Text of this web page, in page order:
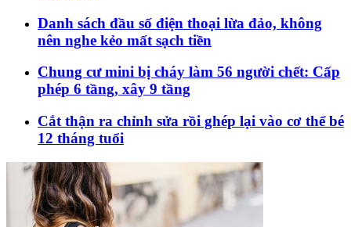
Danh sách đầu số điện thoại lừa đảo, không
nên nghe kẻo mất sạch tiền
Chung cư mini bị cháy làm 56 người chết: Cấp
phép 6 tầng, xây 9 tầng
Cắt thận ra chỉnh sửa rồi ghép lại vào cơ thể bé
12 tháng tuổi